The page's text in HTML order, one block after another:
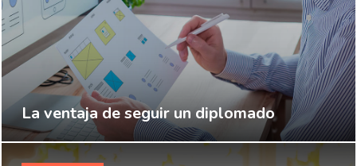
La ventaja de seguir un diplomado